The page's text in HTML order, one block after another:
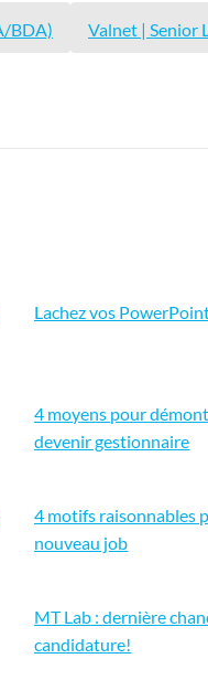
BDA) Valnet | Senior
Lachez vos
4 moyens pour
devenir gestionnaire
4 motifs raisonnables
nouveau job
MT Lab : dernière
candidature!